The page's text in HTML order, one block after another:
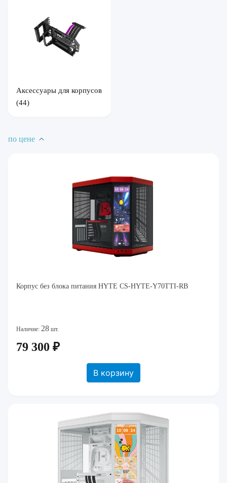
Аксессуары для корпусов
(44)
по цене
Корпус без блока питания HYTE CS-HYTE-Y70TTI-RB
Наличие: 28 шт.
79 300 ₽
В корзину